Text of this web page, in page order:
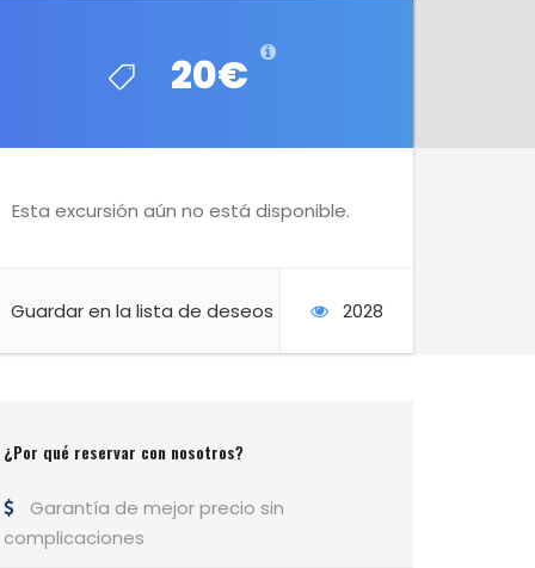
20€
20€
Esta excursión aún no está disponible.
Guardar en la lista de deseos 2028
¿Por qué reservar con nosotros?
Garantía de mejor precio sin
complicaciones